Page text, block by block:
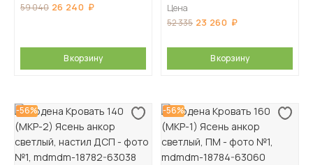
59 040 26 240
В корзину
Цена
52 335 23 260
В корзину
-56% -56%